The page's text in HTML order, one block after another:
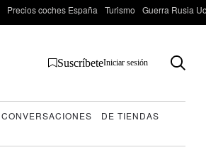
Precios coches España Turismo Guerra Rusia
SuscríbeteIniciar sesión
CONVERSACIONES
DE TIENDAS